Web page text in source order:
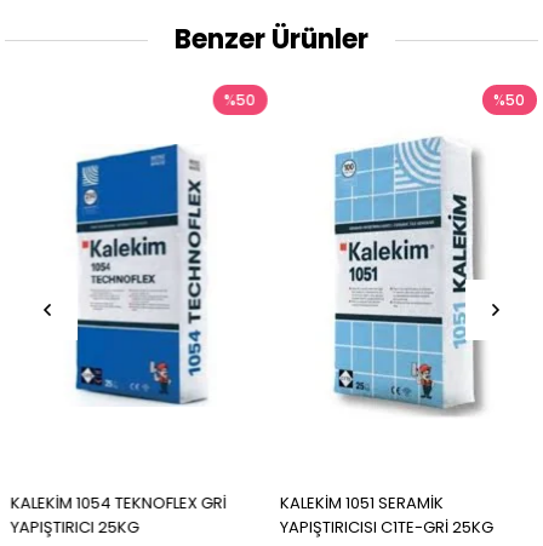
Benzer Ürünler
KALEKİM 1054 TEKNOFLEX GRİ
YAPIŞTIRICI 25KG
%50
KALEKİM 1051 SERAMİK
YAPIŞTIRICISI C1TE-GRİ 25KG
%50